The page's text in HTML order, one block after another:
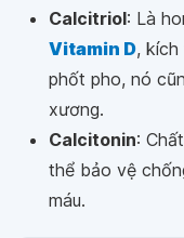
Calcitriol: Là
Vitamin D,
phốt pho, nó
xương.
Calcitonin:
thể bảo vệ
máu.